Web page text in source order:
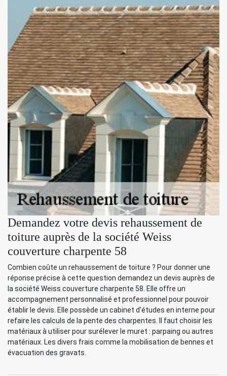
Demandez votre devis rehaussement de
toiture auprès de la société Weiss
couverture charpente 58
Combien coûte un rehaussement de toiture ? Pour donner une
réponse précise à cette question demandez un devis auprès de
la société Weiss couverture charpente 58. Elle offre un
accompagnement personnalisé et professionnel pour pouvoir
établir le devis. Elle possède un cabinet d’études en interne pour
refaire les calculs de la pente des charpentes. Il faut choisir les
matériaux à utiliser pour surélever le muret : parpaing ou autres
matériaux. Les divers frais comme la mobilisation de bennes et
évacuation des gravats.